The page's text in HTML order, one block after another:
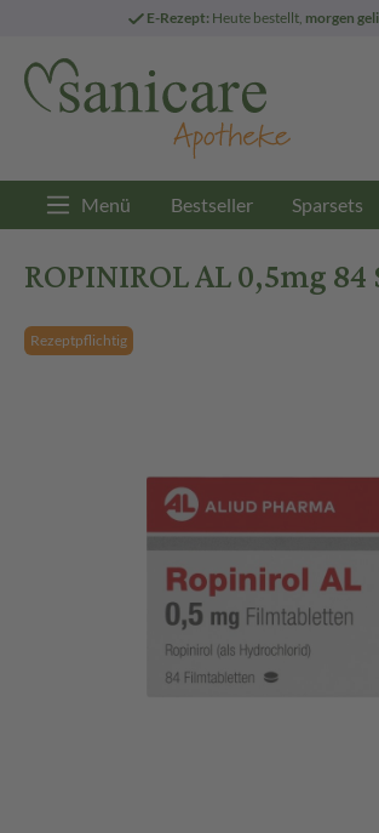
E-Rezept: Heute bestellt, morgen
Menü Bestseller Sparsets
ROPINIROL AL 0,5mg
Rezeptpflichtig